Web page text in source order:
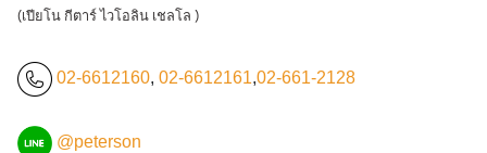
(เปียโน กีตาร์ ไวโอลิน เชลโล )
02-6612160, 02-6612161,02-661-2128
@peterson